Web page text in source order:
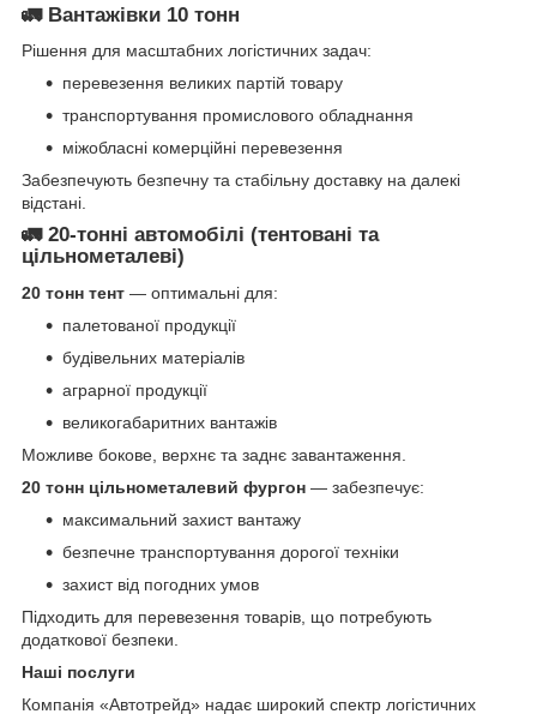
🚛Вантажівки 10 тонн
Рішення для масштабних логістичних задач:
перевезення великих партій товару
транспортування промислового обладнання
міжобласні комерційні перевезення
Забезпечують безпечну та стабільну доставку на далекі
відстані.
🚛 20-тонні автомобілі (тентовані та
цільнометалеві)
20 тонн тент — оптимальні для:
палетованої продукції
будівельних матеріалів
аграрної продукції
великогабаритних вантажів
Можливе бокове, верхнє та заднє завантаження.
20 тонн цільнометалевий фургон — забезпечує:
максимальний захист вантажу
безпечне транспортування дорогої техніки
захист від погодних умов
Підходить для перевезення товарів, що потребують
додаткової безпеки.
Наші послуги
Компанія «Автотрейд» надає широкий спектр логістичних